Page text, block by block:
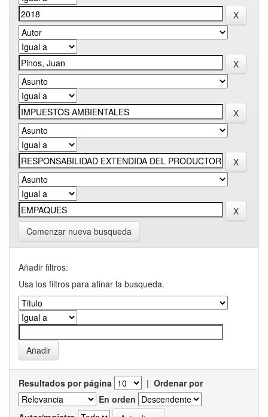
Comenzar nueva busqueda
Añadir filtros:
Usa los filtros para afinar la busqueda.
Resultados por página | Ordenar por
En orden